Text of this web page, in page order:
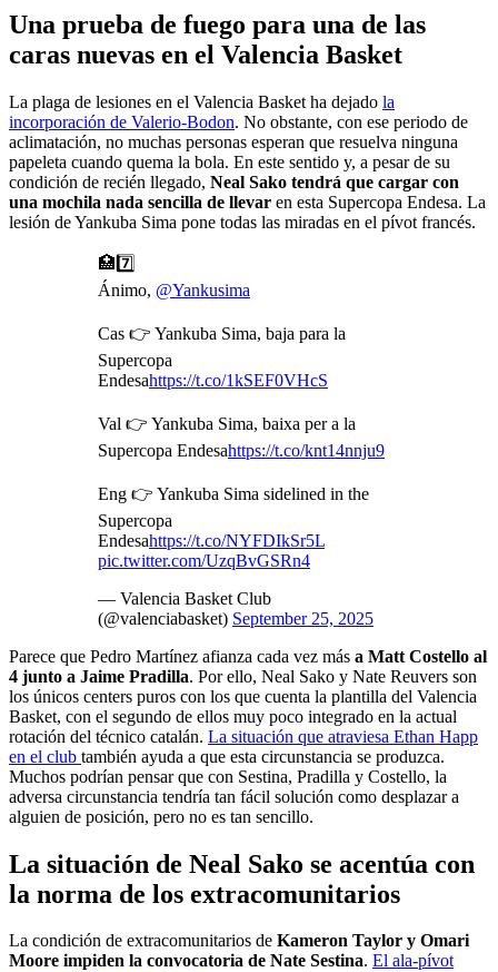
Una prueba de fuego para una de las
caras nuevas en el Valencia Basket
La plaga de lesiones en el Valencia Basket ha dejado la
incorporación de Valerio-Bodon. No obstante, con ese periodo de
aclimatación, no muchas personas esperan que resuelva ninguna
papeleta cuando quema la bola. En este sentido y, a pesar de su
condición de recién llegado, Neal Sako tendrá que cargar con
una mochila nada sencilla de llevar en esta Supercopa Endesa. La
lesión de Yankuba Sima pone todas las miradas en el pívot francés.
🏥7️⃣
Ánimo, @Yankusima
Cas 👉 Yankuba Sima, baja para la
Supercopa
Endesahttps://t.co/1kSEF0VHcS
Val 👉 Yankuba Sima, baixa per a la
Supercopa Endesahttps://t.co/knt14nnju9
Eng 👉 Yankuba Sima sidelined in the
Supercopa
Endesahttps://t.co/NYFDIkSr5L
pic.twitter.com/UzqBvGSRn4
— Valencia Basket Club
(@valenciabasket) September 25, 2025
Parece que Pedro Martínez afianza cada vez más a Matt Costello al
4 junto a Jaime Pradilla. Por ello, Neal Sako y Nate Reuvers son
los únicos centers puros con los que cuenta la plantilla del Valencia
Basket, con el segundo de ellos muy poco integrado en la actual
rotación del técnico catalán. La situación que atraviesa Ethan Happ
en el club también ayuda a que esta circunstancia se produzca.
Muchos podrían pensar que con Sestina, Pradilla y Costello, la
adversa circunstancia tendría tan fácil solución como desplazar a
alguien de posición, pero no es tan sencillo.
La situación de Neal Sako se acentúa con
la norma de los extracomunitarios
La condición de extracomunitarios de Kameron Taylor y Omari
Moore impiden la convocatoria de Nate Sestina. El ala-pívot